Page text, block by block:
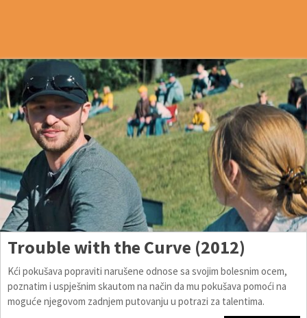
Trouble with the Curve (2012)
Kći pokušava popraviti narušene odnose sa svojim bolesnim ocem,
poznatim i uspješnim skautom na način da mu pokušava pomoći na
moguće njegovom zadnjem putovanju u potrazi za talentima.